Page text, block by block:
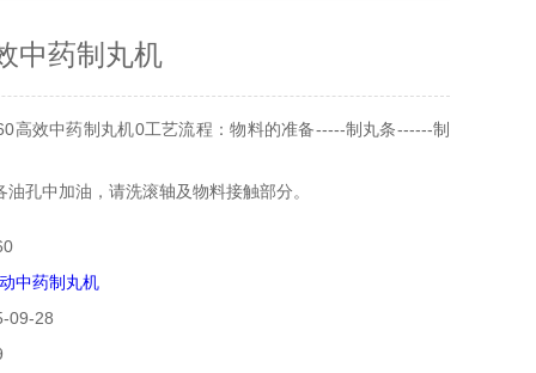
中药制丸机
高效中药制丸机0工艺流程：物料的准备-----制丸条------制
油孔中加油，请洗滚轴及物料接触部分。
入拌料机里拌至合适的程度后放入本机进料口内，将从出料
条横入制丸模具中间制成丸。
中药制丸机
09-28